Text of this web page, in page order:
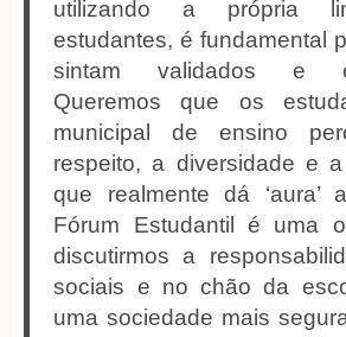
utilizando a própria
estudantes, é fundamental
sintam validados e
Queremos que os
municipal de ensino
respeito, a diversidade e
que realmente dá ‘aura’
Fórum Estudantil é uma
discutirmos a
sociais e no chão da
uma sociedade mais